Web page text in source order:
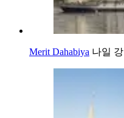
Merit Dahabiya 나일 강